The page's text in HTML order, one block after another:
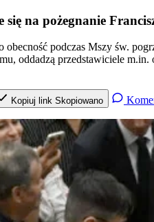
na pożegnanie
podczas Mszy św.
oddadzą przedstawiciele
Kopiuj link Skopiowano